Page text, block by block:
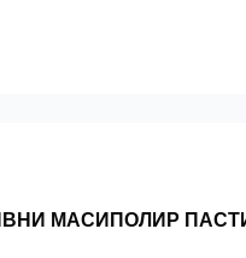
МАСИПОЛИР